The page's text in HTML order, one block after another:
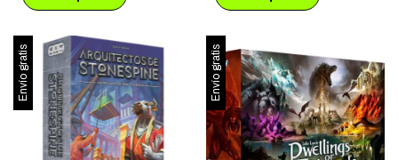
Envío gratis Envío gratis